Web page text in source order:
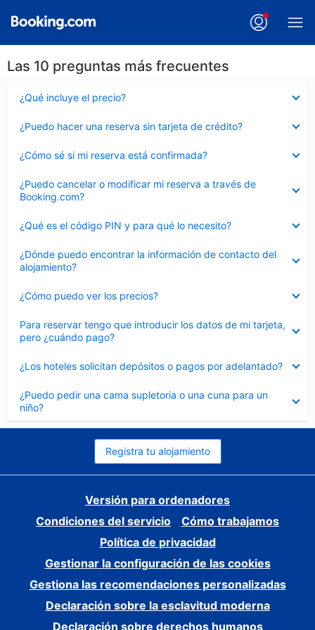
Las 10 preguntas más frecuentes
¿Qué incluye el precio?
cerrado
¿Puedo hacer una reserva sin tarjeta de crédito?
cerrado
¿Cómo sé si mi reserva está confirmada?
cerrado
¿Puedo cancelar o modificar mi reserva a través de
Booking.com?
cerrado
¿Qué es el código PIN y para qué lo necesito?
cerrado
¿Dónde puedo encontrar la información de contacto del
alojamiento?
cerrado
¿Cómo puedo ver los precios?
cerrado
Para reservar tengo que introducir los datos de mi tarjeta,
pero ¿cuándo pago?
cerrado
¿Los hoteles solicitan depósitos o pagos por adelantado?
cerrado
¿Puedo pedir una cama supletoria o una cuna para un
niño?
cerrado
Registra tu alojamiento
Versión para ordenadores
Condiciones del servicio
Cómo trabajamos
Política de privacidad
Gestionar la configuración de las cookies
Gestiona las recomendaciones personalizadas
Declaración sobre la esclavitud moderna
Declaración sobre derechos humanos